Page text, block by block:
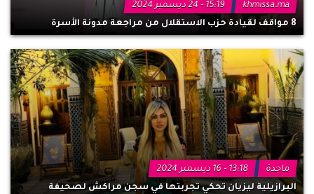
khmissa.ma
15:19 - 24 ديسمبر 2024
8 مواقف لقيادة حزب الاستقلال من مراجعة مدونة الأسرة
ماجدة
13:18 - 16 ديسمبر 2024
البرازيلية ليزيان تحكي تجربتها في سجن مراكش لصحيفة